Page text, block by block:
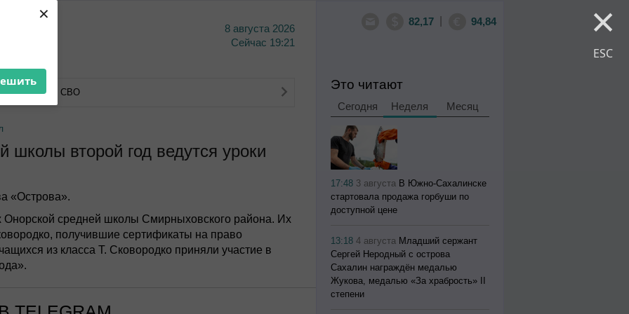
× ×
ESC
8 августа 2026
Сейчас 19:21
82,17 94,84
ветеранов СВО
второй год ведутся уроки
«Острова».
Онорской средней школы Смирныховского района. Их
получившие сертификаты на право
из класса Т. Сковородко приняли участие в
Это читают
Сегодня Неделя Месяц
17:48 3 августа В Южно-Сахалинске
стартовала продажа горбуши по
доступной цене
13:184 августа Младший сержант
Сергей Неродный с острова
Сахалин награждён медалью
Жукова, медалью «За храбрость» II
степени